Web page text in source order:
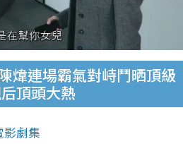
煒連場霸氣對峙鬥晒頂級
頂頭大熱
影劇集